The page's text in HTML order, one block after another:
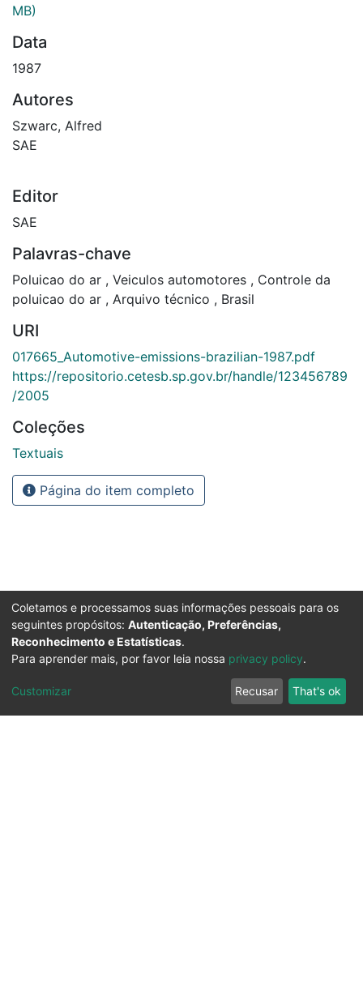
MB)
Data
1987
Autores
Szwarc, Alfred
SAE
Editor
SAE
Palavras-chave
Poluicao do ar , Veiculos automotores , Controle da
poluicao do ar , Arquivo técnico , Brasil
URI
017665_Automotive-emissions-brazilian-1987.pdf
https://repositorio.cetesb.sp.gov.br/handle/123456789
/2005
Coleções
Textuais
Página do item completo
Coletamos e processamos suas informações pessoais para os
seguintes propósitos: Autenticação, Preferências,
Reconhecimento e Estatísticas.
Para aprender mais, por favor leia nossa privacy policy.
Customizar Recusar That's ok